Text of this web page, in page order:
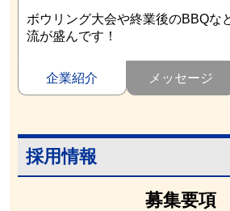
ボウリング大会や終業後のBBQな
流が盛んです！
企業紹介 メッセージ
採用情報
募集要項